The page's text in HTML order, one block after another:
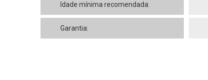
Idade mínima recomendada:
Garantia: